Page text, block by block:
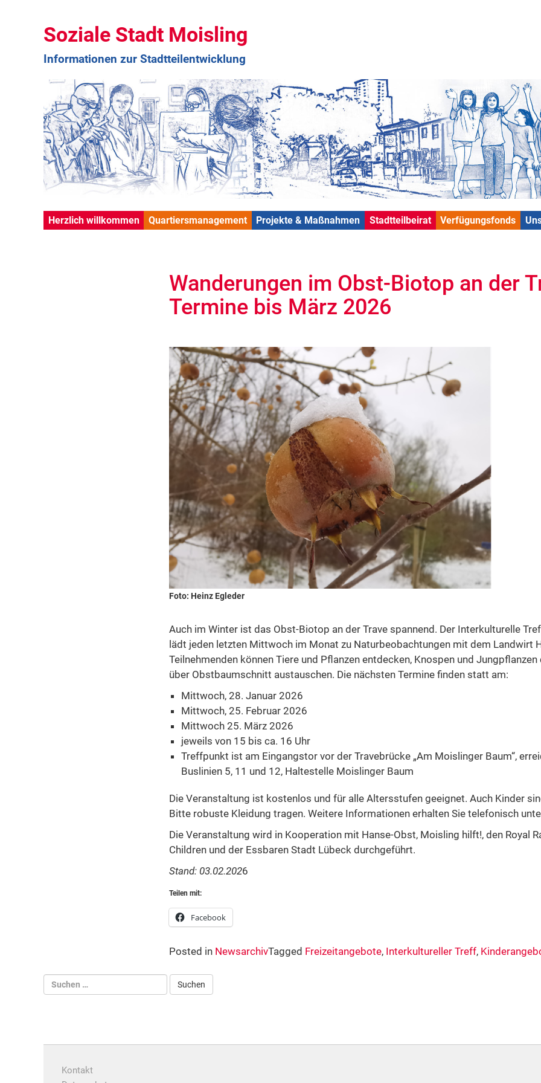
Soziale Stadt Moisling
Informationen zur Stadtteilentwicklung
Herzlich willkommen Quartiersmanagement Projekte & Maßnahmen Stadtteilbeirat Verfügungsfonds
Wanderungen im Obst-Biotop an der
Termine bis März 2026
Foto: Heinz Egleder
Auch im Winter ist das Obst-Biotop an der Trave spannend. Der Interkulturelle
lädt jeden letzten Mittwoch im Monat zu Naturbeobachtungen mit dem Landwirt
Teilnehmenden können Tiere und Pflanzen entdecken, Knospen und
über Obstbaumschnitt austauschen. Die nächsten Termine finden statt am:
Mittwoch, 28. Januar 2026
Mittwoch, 25. Februar 2026
Mittwoch 25. März 2026
jeweils von 15 bis ca. 16 Uhr
Treffpunkt ist am Eingangstor vor der Travebrücke „Am Moislinger Baum“,
Buslinien 5, 11 und 12, Haltestelle Moislinger Baum
Die Veranstaltung ist kostenlos und für alle Altersstufen geeignet. Auch Kinder
Bitte robuste Kleidung tragen. Weitere Informationen erhalten Sie telefonisch
Die Veranstaltung wird in Kooperation mit Hanse-Obst, Moisling hilft!, den Royal
Children und der Essbaren Stadt Lübeck durchgeführt.
Stand: 03.02.2026
Teilen mit:
Facebook
Posted in NewsarchivTagged Freizeitangebote, Interkultureller Treff,
Kontakt